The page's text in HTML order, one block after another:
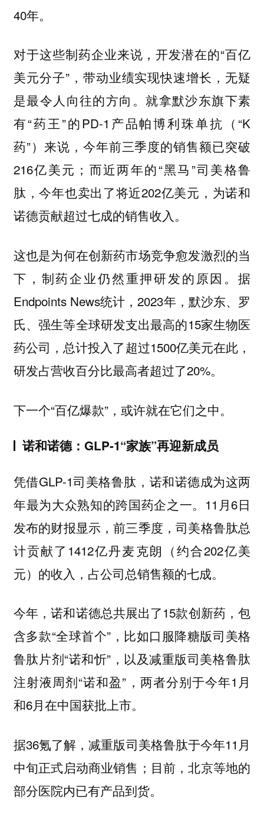
40年。
对于这些制药企业来说，开发潜在的“百亿
美元分子”，带动业绩实现快速增长，无疑
是最令人向往的方向。就拿默沙东旗下素
有“药王”的PD-1产品帕博利珠单抗（“K
药”）来说，今年前三季度的销售额已突破
216亿美元；而近两年的“黑马”司美格鲁
肽，今年也卖出了将近202亿美元，为诺和
诺德贡献超过七成的销售收入。
这也是为何在创新药市场竞争愈发激烈的当
下，制药企业仍然重押研发的原因。据
Endpoints News统计，2023年，默沙东、罗
氏、强生等全球研发支出最高的15家生物医
药公司，总计投入了超过1500亿美元在此，
研发占营收百分比最高者超过了20%。
下一个“百亿爆款”，或许就在它们之中。
诺和诺德：GLP-1“家族”再迎新成员
凭借GLP-1司美格鲁肽，诺和诺德成为这两
年最为大众熟知的跨国药企之一。11月6日
发布的财报显示，前三季度，司美格鲁肽总
计贡献了1412亿丹麦克朗（约合202亿美
元）的收入，占公司总销售额的七成。
今年，诺和诺德总共展出了15款创新药，包
含多款“全球首个”，比如口服降糖版司美格
鲁肽片剂“诺和忻”，以及减重版司美格鲁肽
注射液周剂“诺和盈”，两者分别于今年1月
和6月在中国获批上市。
据36氪了解，减重版司美格鲁肽于今年11月
中旬正式启动商业销售；目前，北京等地的
部分医院内已有产品到货。